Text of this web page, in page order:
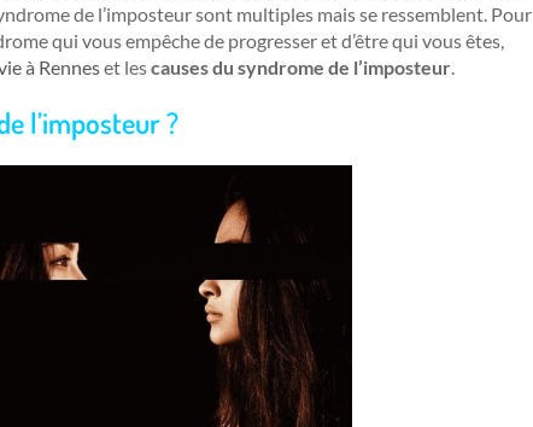
de l’imposteur sont multiples mais se ressemblent. Pour
qui vous empêche de progresser et d’être qui vous êtes,
à Renneset lescauses du syndrome de l’imposteur
l’imposteur ?